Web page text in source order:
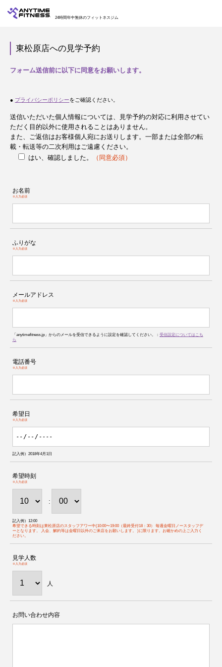
24時間年中無休のフィットネスジム
東松原店への見学予約
フォーム送信前に以下に同意をお願いします。
● プライバシーポリシーをご確認ください。
送信いただいた個人情報については、見学予約の対応に利用させてい
ただく目的以外に使用されることはありません。
また、ご返信はお客様個人宛にお送りします。一部または全部の転
載・転送等の二次利用はご遠慮ください。
はい、確認しました。
（同意必須）
お名前
※入力必須
ふりがな
※入力必須
メールアドレス
※入力必須
「anytimefitness.jp」からのメールを受信できるように設定を確認してください。： 受信設定についてはこち
ら
電話番号
※入力必須
希望日
※入力必須
記入例）2018年4月1日
希望時刻
※入力必須
:
記入例）12:00
希望できる時刻は東松原店のスタッフアワー中(10:00〜19:00（最終受付18：30） 毎週金曜日ノースタッフデ
ーとなります。 入会、解約等は金曜日以外のご来店をお願いします。 )に限ります。お確かめの上ご入力く
ださい。
見学人数
※入力必須
人
お問い合わせ内容